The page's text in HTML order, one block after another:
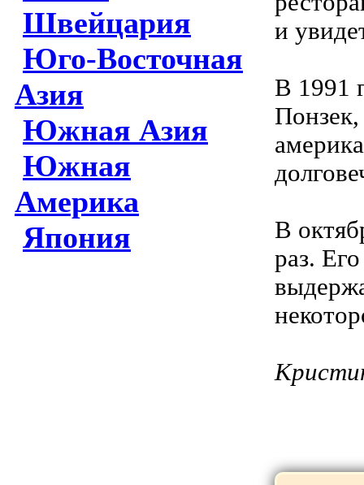
Швейцария
Юго-Восточная
Азия
Южная Азия
Южная
Америка
Япония
и
В 1991
В
раз.